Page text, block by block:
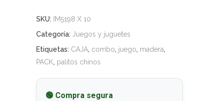
SKU:
IM5198 X 10
Categoría: Juegos y juguetes
Etiquetas: CAJA, combo, juego, madera,
PACK, palitos chinos
🟢 Compra segura